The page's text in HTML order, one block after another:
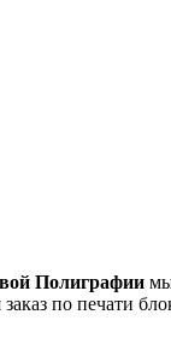
Полиграфии
по печати